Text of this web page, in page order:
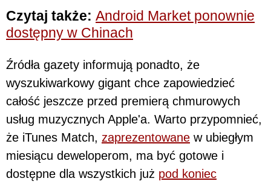
Czytaj także: Android Market ponownie
dostępny w Chinach
Źródła gazety informują ponadto, że
wyszukiwarkowy gigant chce zapowiedzieć
całość jeszcze przed premierą chmurowych
usług muzycznych Apple'a. Warto przypomnieć,
że iTunes Match, zaprezentowane w ubiegłym
miesiącu deweloperom, ma być gotowe i
dostępne dla wszystkich już pod koniec